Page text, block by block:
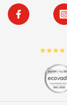
Facebook